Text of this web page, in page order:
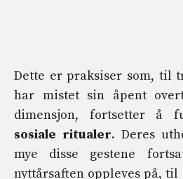
Dette er praksiser som, til
har mistet sin åpent
dimensjon, fortsetter å
sosiale ritualer. Deres
mye disse gestene
nyttårsaften oppleves på,